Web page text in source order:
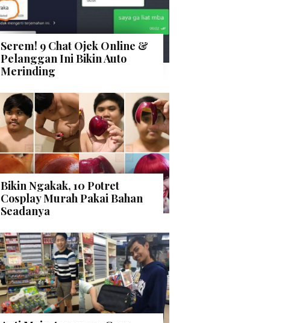
Serem! 9 Chat Ojek Online &
Pelanggan Ini Bikin Auto
Merinding
Bikin Ngakak, 10 Potret
Cosplay Murah Pakai Bahan
Seadanya